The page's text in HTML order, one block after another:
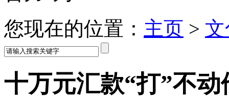
您现在的位置： 主页 >
十万元汇款“打”不动